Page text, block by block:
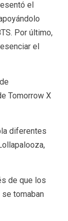
el
Por último,
el
Tomorrow X
diferentes
de que los
tomaban